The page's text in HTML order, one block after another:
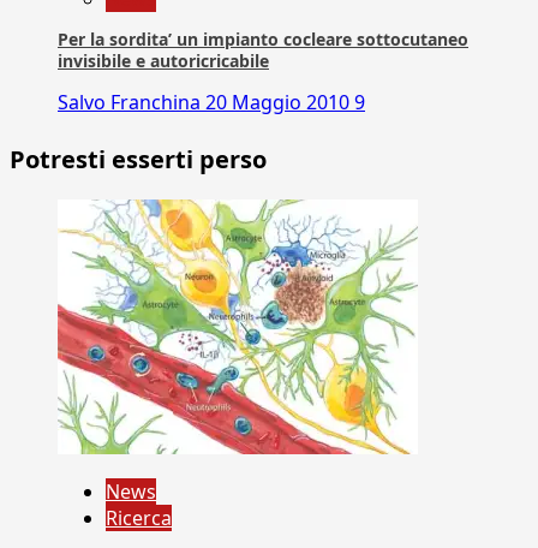
Per la sordita’ un impianto cocleare sottocutaneo
invisibile e autoricricabile
Salvo Franchina 20 Maggio 20109
Potresti esserti perso
News
Ricerca